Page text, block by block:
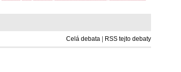
Celá debata RSS tejto debaty